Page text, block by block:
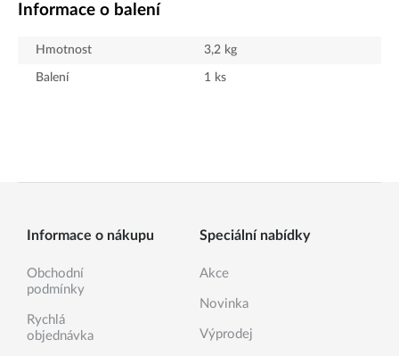
Informace o balení
Hmotnost 3,2 kg
Balení 1 ks
Informace o nákupu
Obchodní
podmínky
Rychlá
objednávka
Speciální nabídky
Akce
Novinka
Výprodej